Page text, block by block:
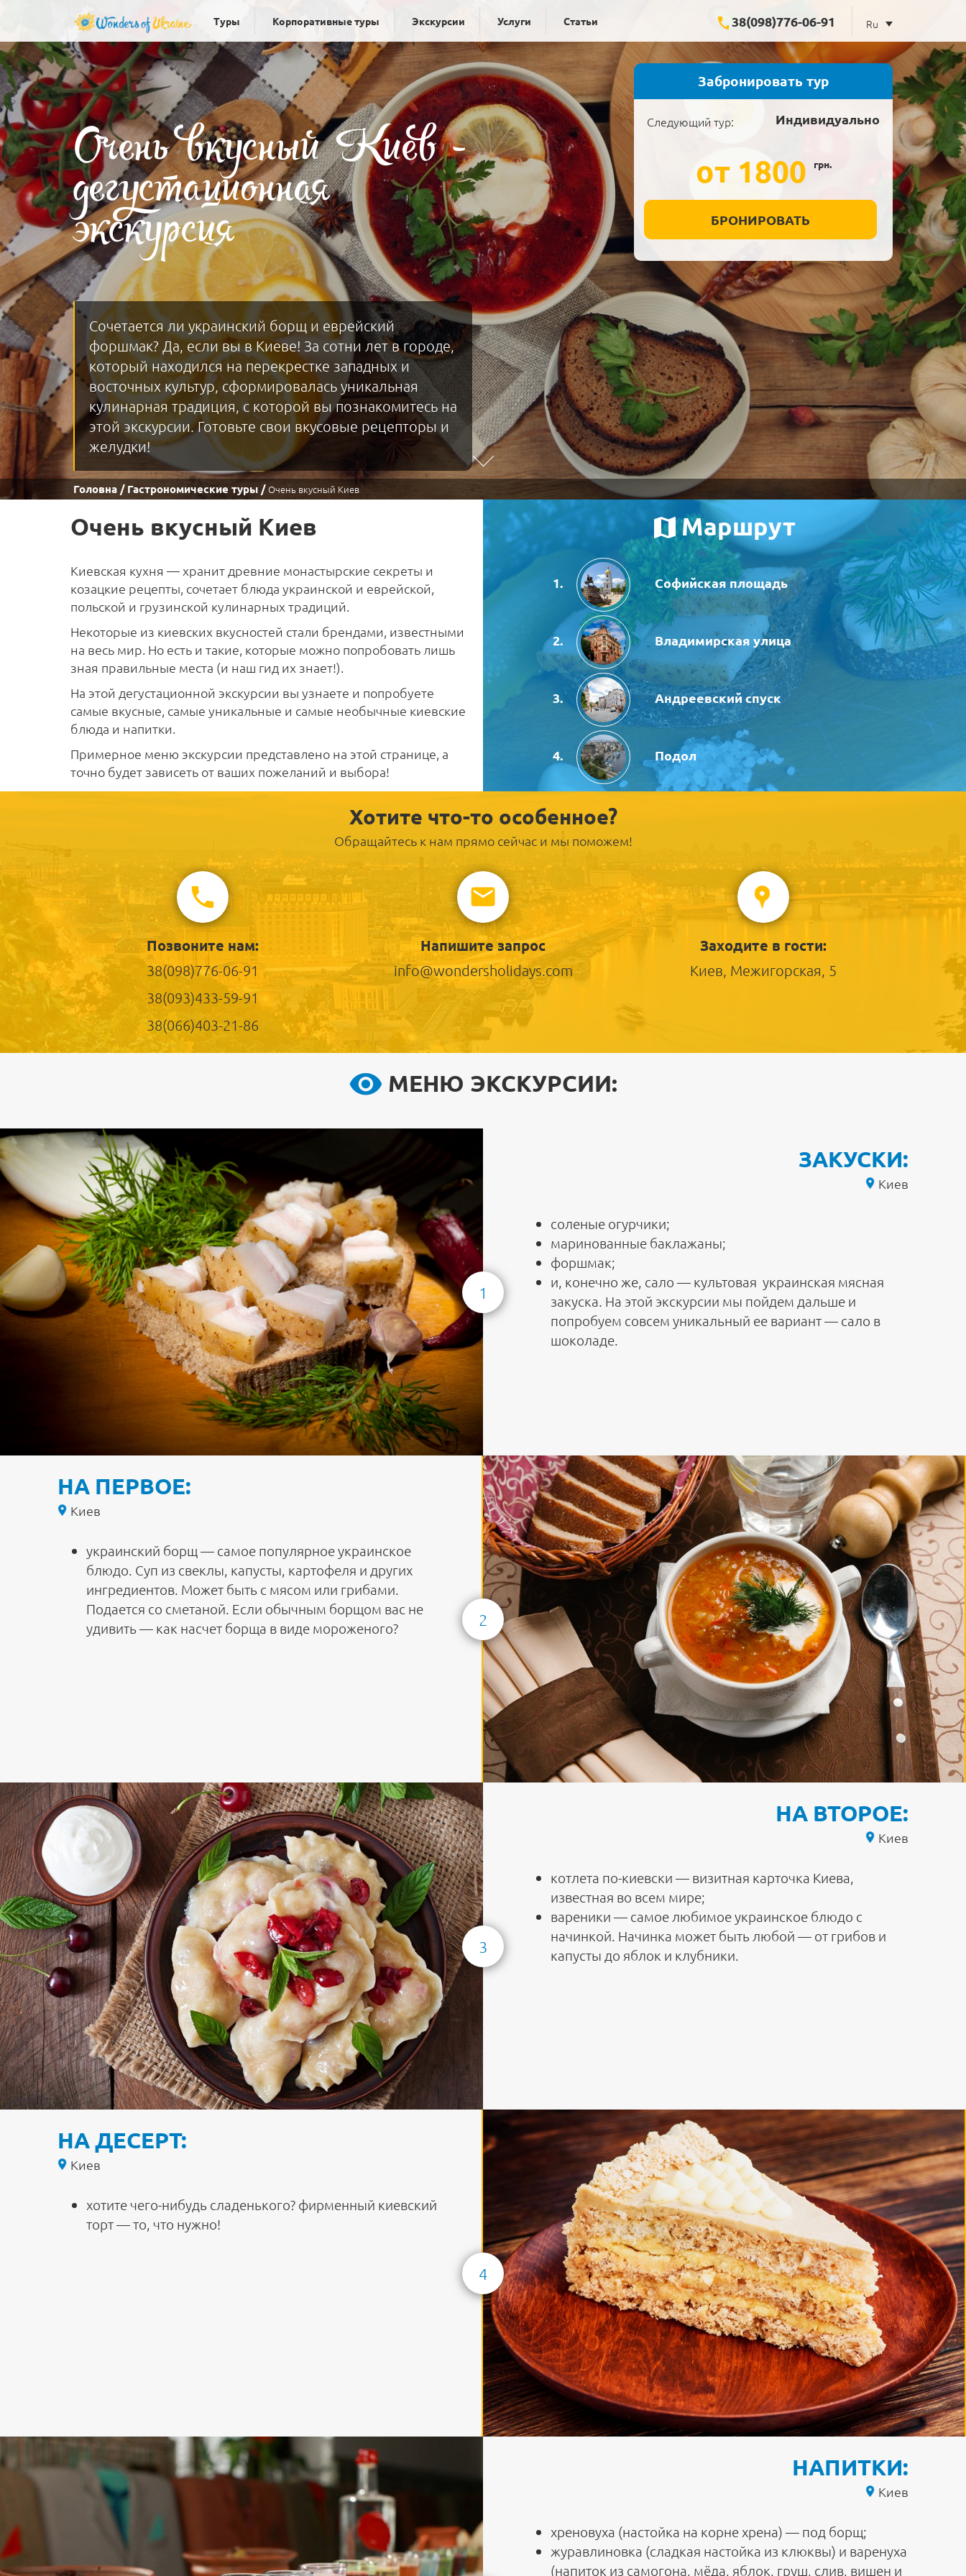
Туры Корпоративные туры Экскурсии Услуги Статьи 38(098)776-06-91 Ru
Очень вкусный Киев -
дегустационная
экскурсия
Сочетается ли украинский борщ и еврейский
форшмак? Да, если вы в Киеве! За сотни лет в городе,
который находился на перекрестке западных и
восточных культур, сформировалась уникальная
кулинарная традиция, с которой вы познакомитесь на
этой экскурсии. Готовьте свои вкусовые рецепторы и
желудки!
Забронировать тур
Следующий тур: Индивидуально
от 1800 грн.
Головна Гастрономические туры Очень вкусный Киев
Очень вкусный Киев
Киевская кухня — хранит древние монастырские секреты и
козацкие рецепты, сочетает блюда украинской и еврейской,
польской и грузинской кулинарных традиций.
Некоторые из киевских вкусностей стали брендами, известными
на весь мир. Но есть и такие, которые можно попробовать лишь
зная правильные места (и наш гид их знает!).
На этой дегустационной экскурсии вы узнаете и попробуете
самые вкусные, самые уникальные и самые необычные киевские
блюда и напитки.
Примерное меню экскурсии представлено на этой странице, а
точно будет зависеть от ваших пожеланий и выбора!
Маршрут
Софийская площадь
Владимирская улица
Андреевский спуск
Подол
Хотите что-то особенное?
Обращайтесь к нам прямо сейчас и мы поможем!
Позвоните нам:
38(098)776-06-91
38(093)433-59-91
38(066)403-21-86
Напишите запрос
info@wondersholidays.com
Заходите в гости:
Киев, Межигорская, 5
МЕНЮ ЭКСКУРСИИ:
1
ЗАКУСКИ:
Киев
соленые огурчики;
маринованные баклажаны;
форшмак;
и, конечно же, сало — культовая украинская мясная
закуска. На этой экскурсии мы пойдем дальше и
попробуем совсем уникальный ее вариант — сало в
шоколаде.
НА ПЕРВОЕ:
Киев
украинский борщ — самое популярное украинское
блюдо. Суп из свеклы, капусты, картофеля и других
ингредиентов. Может быть с мясом или грибами.
Подается со сметаной. Если обычным борщом вас не
удивить — как насчет борща в виде мороженого?
2
3
НА ВТОРОЕ:
Киев
котлета по-киевски — визитная карточка Киева,
известная во всем мире;
вареники — самое любимое украинское блюдо с
начинкой. Начинка может быть любой — от грибов и
капусты до яблок и клубники.
НА ДЕСЕРТ:
Киев
хотите чего-нибудь сладенького? фирменный киевский
торт — то, что нужно!
4
НАПИТКИ:
Киев
хреновуха (настойка на корне хрена) — под борщ;
журавлиновка (сладкая настойка из клюквы) и варенуха
(напиток из самогона, мёда, яблок, груш, слив, вишен и